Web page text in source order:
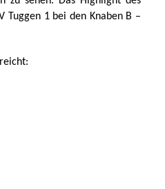
Tuggen 1 bei den Knaben B –